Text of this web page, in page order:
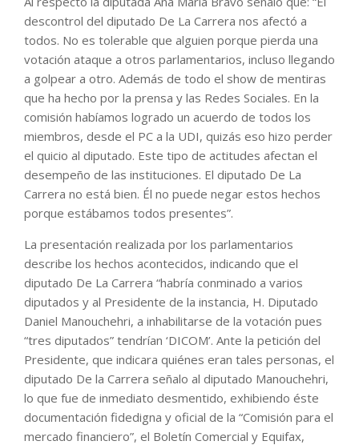
descontrol del diputado De La Carrera nos afectó a
todos. No es tolerable que alguien porque pierda una
votación ataque a otros parlamentarios, incluso llegando
a golpear a otro. Además de todo el show de mentiras
que ha hecho por la prensa y las Redes Sociales. En la
comisión habíamos logrado un acuerdo de todos los
miembros, desde el PC a la UDI, quizás eso hizo perder
el quicio al diputado. Este tipo de actitudes afectan el
desempeño de las instituciones. El diputado De La
Carrera no está bien. Él no puede negar estos hechos
porque estábamos todos presentes”.
La presentación realizada por los parlamentarios
describe los hechos acontecidos, indicando que el
diputado De La Carrera “habría conminado a varios
diputados y al Presidente de la instancia, H. Diputado
Daniel Manouchehri, a inhabilitarse de la votación pues
“tres diputados” tendrían ‘DICOM’. Ante la petición del
Presidente, que indicara quiénes eran tales personas, el
diputado De la Carrera señalo al diputado Manouchehri,
lo que fue de inmediato desmentido, exhibiendo éste
documentación fidedigna y oficial de la “Comisión para el
mercado financiero”, el Boletín Comercial y Equifax,